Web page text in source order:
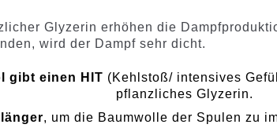
Glyzerin erhöhen die
wird der Dampf sehr dicht.
gibt einen HIT (Kehlstoß/ intensives
pflanzliches Glyzerin.
, um die Baumwolle der Spulen zu